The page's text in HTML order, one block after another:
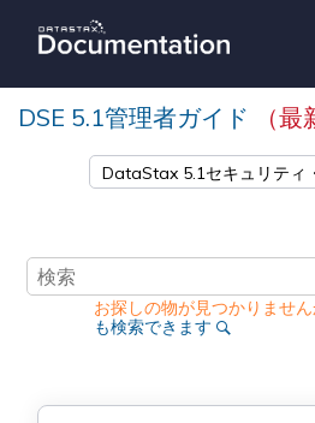
メインコンテンツにジャンプ
DSE 5.1管理者ガイド （
お探しの物が見つかりませ
も検索できます